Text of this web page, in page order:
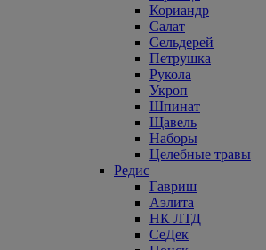
Кориандр
Салат
Сельдерей
Петрушка
Рукола
Укроп
Шпинат
Щавель
Наборы
Целебные травы
Редис
Гавриш
Аэлита
НК ЛТД
СеДек